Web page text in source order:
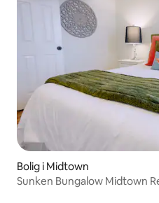
Bolig i Midtown
Sunken Bungalow Midtown